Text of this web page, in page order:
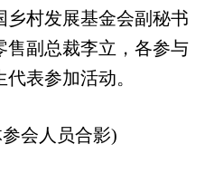
乡村发展基金会副秘书
售副总裁李立，各参与
表参加活动。
会人员合影)